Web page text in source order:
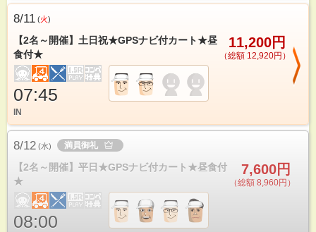
8/11 (火)
【2名～開催】土日祝★GPSナビ付カート★昼
食付★
11,200円
（総額 12,920円）
07:45
IN
8/12 (水) 満員御礼
【2名～開催】平日★GPSナビ付カート★昼食付
★
7,600円
（総額 8,960円）
08:00